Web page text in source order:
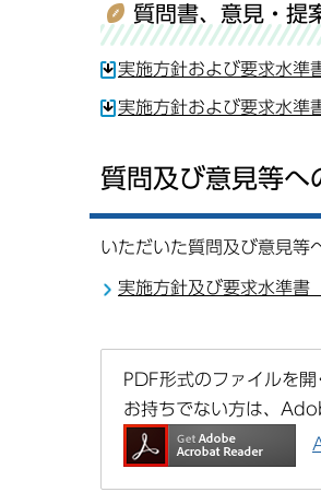
質問書、意見・提
実施方針および要求水準
実施方針および要求水準
質問及び意見等へ
いただいた質問及び意見等
実施方針及び要求水準書
PDF形式のファイルを
お持ちでない方は、